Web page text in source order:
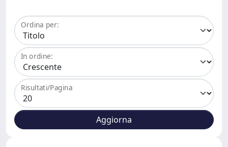
Ordina per:
In ordine:
Risultati/Pagina